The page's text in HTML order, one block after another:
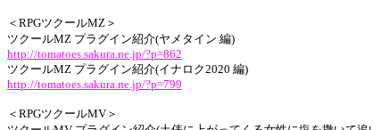
＜RPGツクールMZ＞
ツクールMZ プラグイン紹介(ヤメタイン 編)
http://tomatoes.sakura.ne.jp/?p=862
ツクールMZ プラグイン紹介(イナロク2020 編)
http://tomatoes.sakura.ne.jp/?p=799
＜RPGツクールMV＞